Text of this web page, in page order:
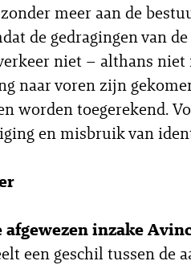
meer aan de
de gedragingen van
niet – althans
naar voren zijn
worden toegerekend.
en misbruik van
inzake
een geschil tussen de